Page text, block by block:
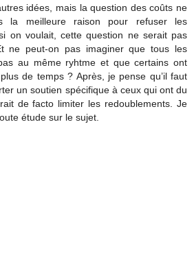
idées, mais la question des coûts ne
la meilleure raison pour refuser les
on voulait, cette question ne serait pas
ne peut-on pas imaginer que tous les
au même ryhtme et que certains ont
de temps ? Après, je pense qu’il faut
un soutien spécifique à ceux qui ont du
de facto limiter les redoublements. Je
étude sur le sujet.